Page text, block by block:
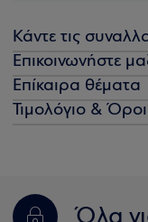
Κάντε τις
Επικοινωνήστε
Επίκαιρα θέματα
Τιμολόγιο &